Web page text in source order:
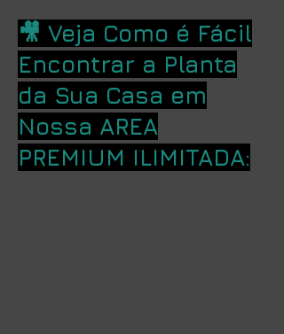
🎥 Veja Como é Fácil
Encontrar a Planta
da Sua Casa em
Nossa AREA
PREMIUM ILIMITADA: